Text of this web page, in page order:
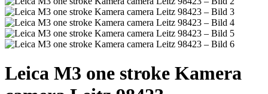
Leica M3 one stroke Kamera